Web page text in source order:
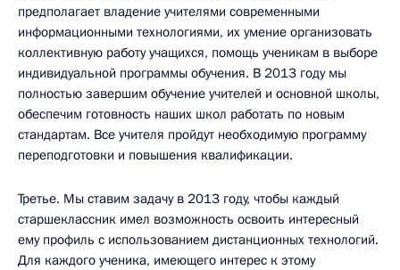
предполагает владение учителями современными
информационными технологиями, их умение организовать
коллективную работу учащихся, помощь ученикам в выборе
индивидуальной программы обучения. В 2013 году мы
полностью завершим обучение учителей и основной школы,
обеспечим готовность наших школ работать по новым
стандартам. Все учителя пройдут необходимую программу
переподготовки и повышения квалификации.
Третье. Мы ставим задачу в 2013 году, чтобы каждый
старшеклассник имел возможность освоить интересный
ему профиль с использованием дистанционных технологий.
Для каждого ученика, имеющего интерес к этому